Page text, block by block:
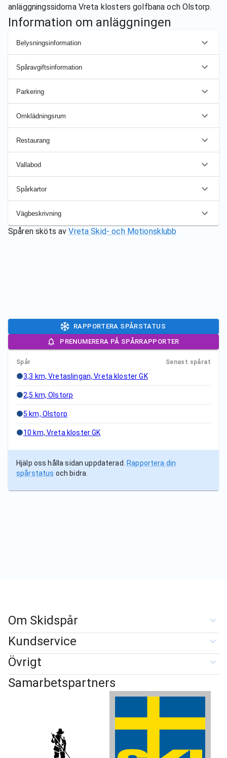
anläggningssidorna Vreta klosters golfbana och Olstorp.
Information om anläggningen
Belysningsinformation
Spåravgiftsinformation
Parkering
Omklädningsrum
Restaurang
Vallabod
Spårkartor
Vägbeskrivning
Spåren sköts av Vreta Skid- och Motionsklubb
RAPPORTERA SPÅRSTATUS
PRENUMERERA PÅ SPÅRRAPPORTER
Spår Senast spårat
3,3 km, Vretaslingan, Vreta kloster GK
2,5 km, Olstorp
5 km, Olstorp
10 km, Vreta kloster GK
Hjälp oss hålla sidan uppdaterad.
Rapportera din
spårstatus och bidra.
Om Skidspår
Kundservice
Övrigt
Samarbetspartners